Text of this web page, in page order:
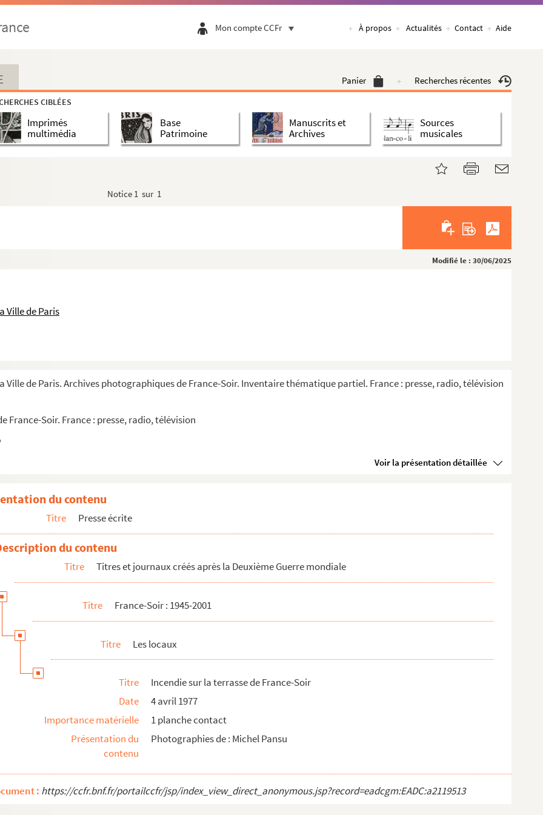
Mon compte CCFr À propos Actualités Contact Aide
Panier Recherches récentes
CIBLÉES
Imprimés
multimédia
Base
Patrimoine
Manuscrits et
Archives
Sources
musicales
Notice 1 sur 1
Modifié le : 30/06/2025
Ville de Paris
Ville de Paris. Archives photographiques de France-Soir. Inventaire thématique partiel. France : presse, radio, télévision
France-Soir. France : presse, radio, télévision
Voir la présentation détaillée
Elle
hippique
Soir
cassées et hold-ups
du contenu
Titre Presse écrite
du contenu
Titre Titres et journaux créés après la Deuxième Guerre mondiale
Titre France-Soir : 1945-2001
Titre Les locaux
Titre
Incendie sur la terrasse de France-Soir
Date
4 avril 1977
Importance matérielle
1 planche contact
Présentation du
contenu
Photographies de : Michel Pansu
: https://ccfr.bnf.fr/portailccfr/jsp/index_view_direct_anonymous.jsp?record=eadcgm:EADC:a2119513